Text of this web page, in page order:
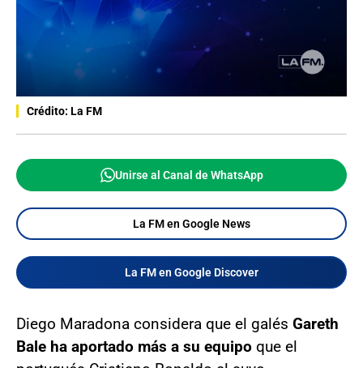
Crédito: La FM
Unirse al Canal de WhatsApp
La FM en Google News
La FM en Google Discover
Diego Maradona considera que el galés Gareth
Bale ha aportado más a su equipo que el